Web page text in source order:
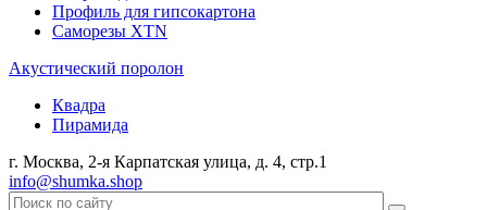
Профиль для гипсокартона
Саморезы XTN
Акустический поролон
Квадра
Пирамида
г. Москва, 2-я Карпатская улица, д. 4, стр.1
info@shumka.shop